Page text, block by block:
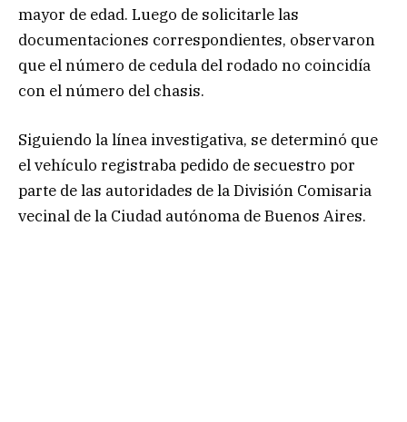
mayor de edad. Luego de solicitarle las
documentaciones correspondientes, observaron
que el número de cedula del rodado no coincidía
con el número del chasis.
Siguiendo la línea investigativa, se determinó que
el vehículo registraba pedido de secuestro por
parte de las autoridades de la División Comisaria
vecinal de la Ciudad autónoma de Buenos Aires.